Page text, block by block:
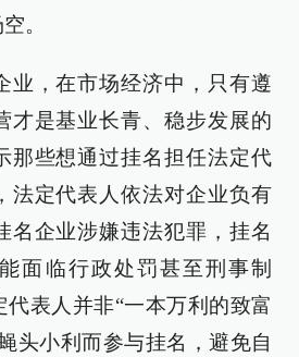
。
业，在市场经济中，只有遵
才是基业长青、稳步发展的
那些想通过挂名担任法定代
法定代表人依法对企业负有
名企业涉嫌违法犯罪，挂名
面临行政处罚甚至刑事制
表人并非“一本万利的致富
头小利而参与挂名，避免自